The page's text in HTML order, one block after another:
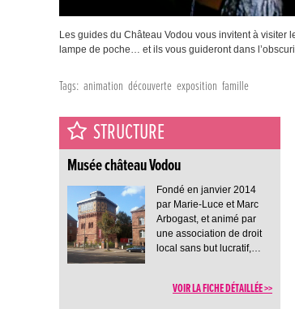
Les guides du Château Vodou vous invitent à visiter
lampe de poche… et ils vous guideront dans
Tags: animation découverte exposition famille
STRUCTURE
Musée château Vodou
Fondé en janvier 2014
par Marie-Luce et Marc
Arbogast, et animé par
une association de droit
local sans but lucratif,…
VOIR LA FICHE DÉTAILLÉE >>